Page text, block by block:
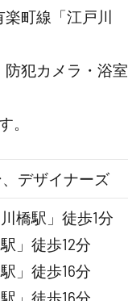
町線「江戸川
防犯カメラ・浴室
。
デザイナーズ
橋駅」徒歩1分
」徒歩12分
」徒歩16分